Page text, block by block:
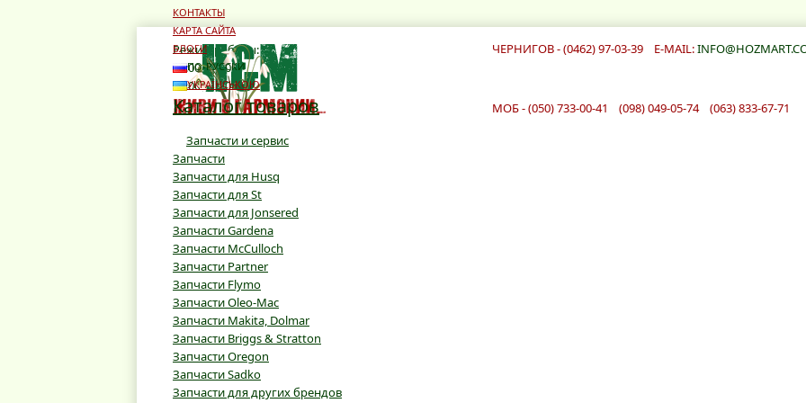
Режим работы:
10:00 - 19:00
10:00 - 16:00
ЧЕРНИГОВ - (0462) 97-03-39 E-MAIL:
Каталог товаров
Запчасти и сервис
Запчасти
Запчасти для Husq
Запчасти для St
Запчасти для Jonsered
Запчасти Gardena
Запчасти McCulloch
Запчасти Partner
Запчасти Flymo
Запчасти Oleo-Mac
Запчасти Makita, Dolmar
Запчасти Briggs & Stratton
Запчасти Oregon
Запчасти Sadko
Запчасти для других брендов
МОБ - (050) 733-00-41 (098) 049-05-74 (063) 833-67-71
КОНТАКТЫ
КАРТА САЙТА
БЛОГИ
ПО-РУССКИ
УКРАЇНСЬКОЮ